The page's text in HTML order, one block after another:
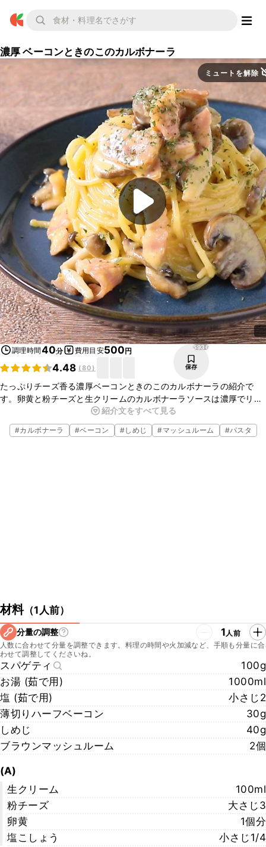
濃厚 ベーコンときのこのカルボナーラ
ミュートを解除
調理時間40分 費用目安500円
4.48 (80)
5936
保存
たっぷりチーズ香る濃厚ベーコンときのこのカルボナーラの紹介で
す。卵黄と粉チーズと生クリームのカルボナーラソースは濃厚でリッ
チな味わいの一品になっています。ランチやディナー、おもてなしな
どにもぜひ作ってみてはいかがでしょうか。
紹介文をすべて見る
#カルボナーラ #ベーコン #しめじ #マッシュルーム #パスタ
材料（1人前）
分量の調整 1人前
人数に合わせて分量を調整できます。料理の時間や火加減など、手順も分量に合
わせて調整してくださいね。
スパゲティ
100g
お湯 (茹で用)
1000ml
塩 (茹で用)
小さじ2
薄切りハーフベーコン
30g
しめじ
40g
ブラウンマッシュルーム
2個
(A)
生クリーム
100ml
粉チーズ
大さじ3
卵黄
1個分
塩こしょう
小さじ1/4